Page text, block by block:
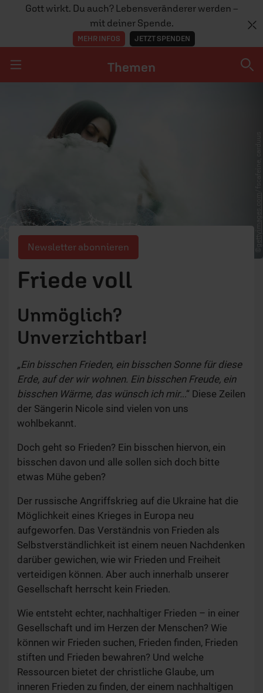
Gott wirkt. Du auch? Lebensveränderer werden –
mit deiner Spende.
MEHR INFOS JETZT SPENDEN
Themen
DOSSIERS
GESELLSCHAFT
LEBEN
TEAM
gettyimages.com
Newsletter abonnieren
Friede voll
Unmöglich?
Unverzichtbar!
„Ein bisschen Frieden, ein bisschen Sonne für diese
Erde, auf der wir wohnen. Ein bisschen Freude, ein
bisschen Wärme, das wünsch ich mir...“ Diese Zeilen
der Sängerin Nicole sind vielen von uns
wohlbekannt.
Doch geht so Frieden? Ein bisschen hiervon, ein
bisschen davon und alle sollen sich doch bitte
etwas Mühe geben?
Der russische Angriffskrieg auf die Ukraine hat die
Möglichkeit eines Krieges in Europa neu
aufgeworfen. Das Verständnis von Frieden als
Selbstverständlichkeit ist einem neuen Nachdenken
darüber gewichen, wie wir Frieden und Freiheit
verteidigen können. Aber auch innerhalb unserer
Gesellschaft herrscht kein Frieden.
Wie entsteht echter, nachhaltiger Frieden – in einer
Gesellschaft und im Herzen der Menschen? Wie
können wir Frieden suchen, Frieden finden, Frieden
stiften und Frieden bewahren? Und welche
Ressourcen bietet der christliche Glaube, um
inneren Frieden zu finden, der einem nachhaltigen